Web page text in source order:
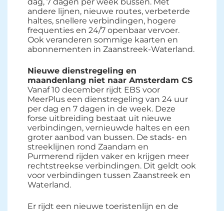
andere lijnen, nieuwe routes, verbeterde
haltes, snellere verbindingen, hogere
frequenties en 24/7 openbaar vervoer.
Ook veranderen sommige kaarten en
abonnementen in Zaanstreek-Waterland.
Nieuwe dienstregeling en
maandenlang niet naar Amsterdam CS
Vanaf 10 december rijdt EBS voor
MeerPlus een dienstregeling van 24 uur
per dag en 7 dagen in de week. Deze
forse uitbreiding bestaat uit nieuwe
verbindingen, vernieuwde haltes en een
groter aanbod van bussen. De stads- en
streeklijnen rond Zaandam en
Purmerend rijden vaker en krijgen meer
rechtstreekse verbindingen. Dit geldt ook
voor verbindingen tussen Zaanstreek en
Waterland.
Er rijdt een nieuwe toeristenlijn en de